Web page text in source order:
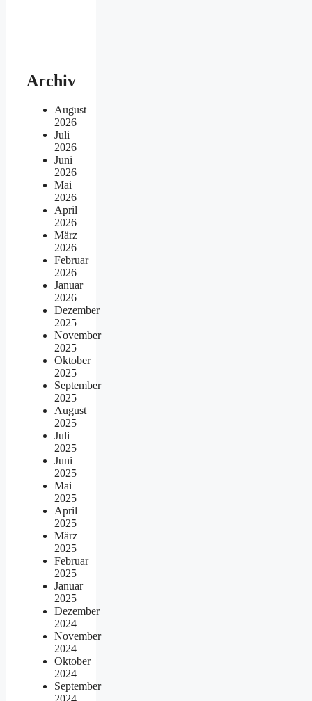
Archiv
August
2026
Juli
2026
Juni
2026
Mai
2026
April
2026
März
2026
Februar
2026
Januar
2026
Dezember
2025
November
2025
Oktober
2025
September
2025
August
2025
Juli
2025
Juni
2025
Mai
2025
April
2025
März
2025
Februar
2025
Januar
2025
Dezember
2024
November
2024
Oktober
2024
September